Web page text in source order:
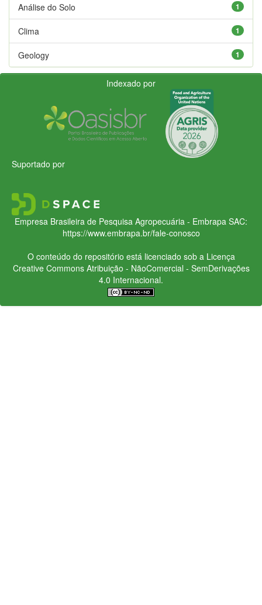
1
Análise do Solo
1
Clima
1
Geology
Indexado por
Suportado por
Empresa Brasileira de Pesquisa Agropecuária - Embrapa SAC:
https://www.embrapa.br/fale-conosco
O conteúdo do repositório está licenciado sob a Licença
Creative CommonsAtribuição - NãoComercial - SemDerivações
4.0 Internacional.